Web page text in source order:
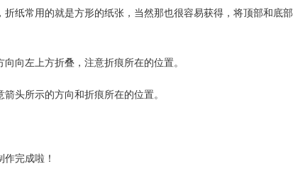
折纸常用的就是方形的纸张，当然那也很容易获得，将顶部和底部
向左上方折叠，注意折痕所在的位置。
头所示的方向和折痕所在的位置。
完成啦！